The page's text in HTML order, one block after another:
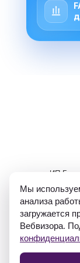
ИП
Мы
анализа
загружается
Вебвизора.